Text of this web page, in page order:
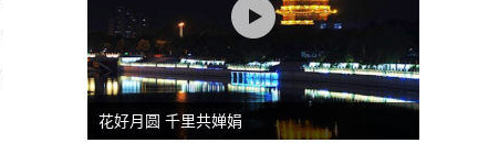
花好月圆 千里共婵娟